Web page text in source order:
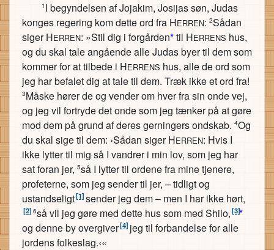
1 I begyndelsen af Jojakim, Josijas søn, Judas
konges regering kom dette ord fra HERREN: 2Sådan
siger HERREN: »Stil dig i forgården*til HERRENS hus,
og du skal tale angående alle Judas byer til dem som
kommer for at tilbede i HERRENS hus, alle de ord som
jeg har befalet dig at tale til dem. Træk ikke et ord fra!
3Måske hører de og vender om hver fra sin onde vej,
og jeg vil fortryde det onde som jeg tænker på at gøre
mod dem på grund af deres gerningers ondskab. 4Og
du skal sige til dem: ›Sådan siger HERREN: Hvis I
ikke lytter til mig så I vandrer i min lov, som jeg har
sat foran jer, 5så I lytter til ordene fra mine tjenere,
profeterne, som jeg sender til jer, – tidligt og
ustandseligt[1]sender jeg dem – men I har ikke hørt,
[2] 6så vil jeg gøre med dette hus som med Shilo,[3]*
og denne by overgiver[4]jeg til forbandelse for alle
jordens folkeslag.‹«